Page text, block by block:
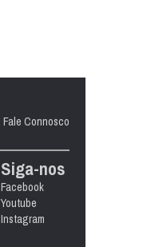
Fale Connosco
Siga-nos
Facebook
Youtube
Instagram